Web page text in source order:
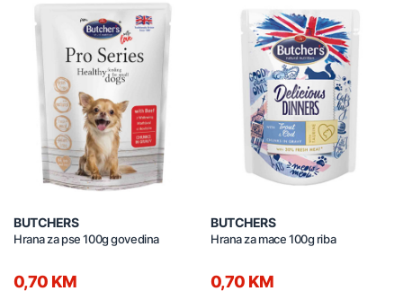
BUTCHERS
Hrana za pse 100g govedina
0,70 KM
BUTCHERS
Hrana za mace 100g riba
0,70 KM